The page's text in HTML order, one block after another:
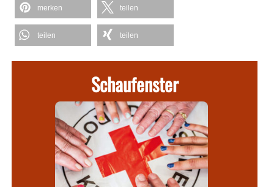
merken teilen
teilen teilen
Schaufenster